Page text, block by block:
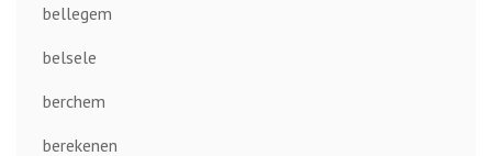
bellegem
belsele
berchem
berekenen